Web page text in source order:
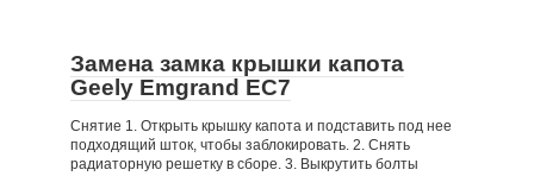
Замена замка крышки капота
Geely Emgrand EC7
Снятие 1. Открыть крышку капота и подставить под нее
подходящий шток, чтобы заблокировать. 2. Снять
радиаторную решетку в сборе. 3. Выкрутить болты